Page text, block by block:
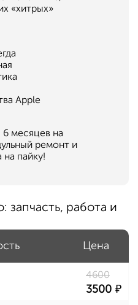
«хитрых»
Apple
6 месяцев на
ремонт и
пайку!
запчасть, работа и
Цена
4600
3500